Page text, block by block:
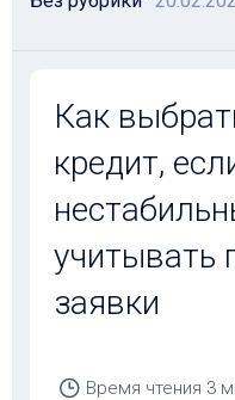
Как
кредит,
учитывать
заявки
Время чтения 3